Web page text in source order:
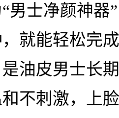
男士净颜神器
就能轻松完
油皮男士长
不刺激，上